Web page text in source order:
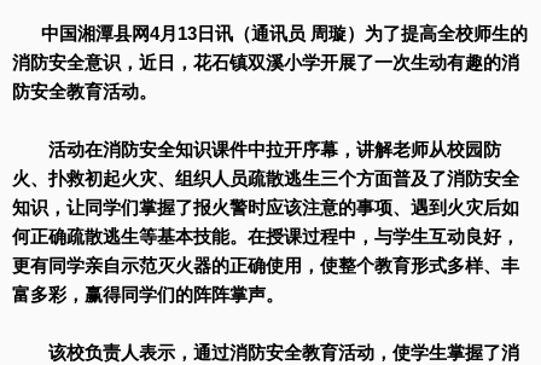
中国湘潭县网4月13日讯（通讯员 周璇） 为了提高全校师生的
消防安全意识，近日，花石镇双溪小学开展了一次生动有趣的消
防安全教育活动。
活动在消防安全知识课件中拉开序幕，讲解老师从校园防
火、扑救初起火灾、组织人员疏散逃生三个方面普及了消防安全
知识，让同学们掌握了报火警时应该注意的事项、遇到火灾后如
何正确疏散逃生等基本技能。在授课过程中，与学生互动良好，
更有同学亲自示范灭火器的正确使用，使整个教育形式多样、丰
富多彩，赢得同学们的阵阵掌声。
该校负责人表示，通过消防安全教育活动，使学生掌握了消